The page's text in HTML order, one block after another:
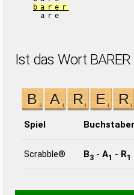
barer
are
Ist das Wort
Spiel
Scrabble® B3 - A1 - R1